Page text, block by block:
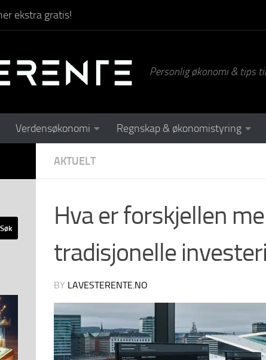
ekstra gratis!
Personlig økonomi & tips
Verdensøkonomi Regnskap & økonomistyring
AKTUELT
Hva er forskjellen
tradisjonelle
BY LAVESTERENTE.NO